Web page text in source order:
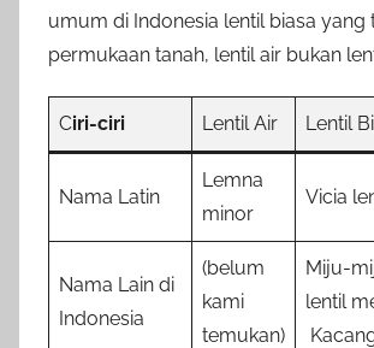
umum di Indonesia lentil biasa yang
permukaan tanah, lentil air bukan
Ciri-ciri Lentil Air Lentil
Nama Latin
Lemna
minor
Vicia
Nama Lain di
Indonesia
(belum
kami
temukan)
Miju-
lentil